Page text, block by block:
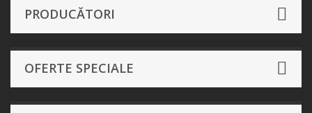
PRODUCĂTORI
OFERTE SPECIALE